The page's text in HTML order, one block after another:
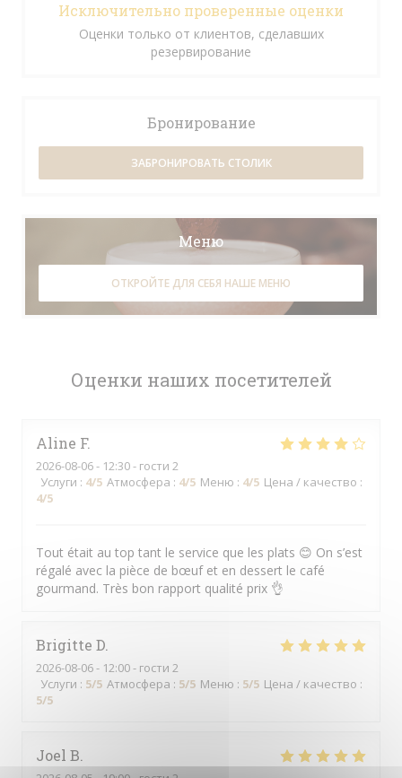
Оценки наших посетителей
Aline F
2026-08-06- 12:30 - гости 2
Услуги : 4/5 Атмосфера : 4/5 Меню : 4/5 Цена / качество :
4/5
Tout était au top tant le service que les plats 😊 On s’est
régalé avec la pièce de bœuf et en dessert le café
gourmand. Très bon rapport qualité prix 👌
Brigitte D
2026-08-06- 12:00 - гости 2
Услуги : 5/5 Атмосфера : 5/5 Меню : 5/5 Цена / качество :
5/5
Joel B
Исключительно проверенные оценки
Оценки только от клиентов, сделавших
резервирование
Бронирование
ЗАБРОНИРОВАТЬ СТОЛИК
Меню
ОТКРОЙТЕ ДЛЯ СЕБЯ НАШЕ МЕНЮ